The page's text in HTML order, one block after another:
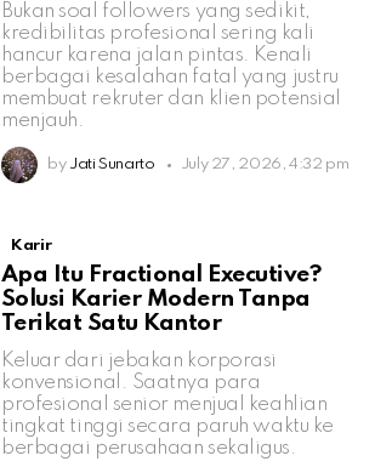
Bukan soal followers yang sedikit,
kredibilitas profesional sering kali
hancur karena jalan pintas. Kenali
berbagai kesalahan fatal yang justru
membuat rekruter dan klien potensial
menjauh.
by Jati Sunarto July 27, 2026, 4:32 pm
Karir
Apa Itu Fractional Executive?
Solusi Karier Modern Tanpa
Terikat Satu Kantor
Keluar dari jebakan korporasi
konvensional. Saatnya para
profesional senior menjual keahlian
tingkat tinggi secara paruh waktu ke
berbagai perusahaan sekaligus.